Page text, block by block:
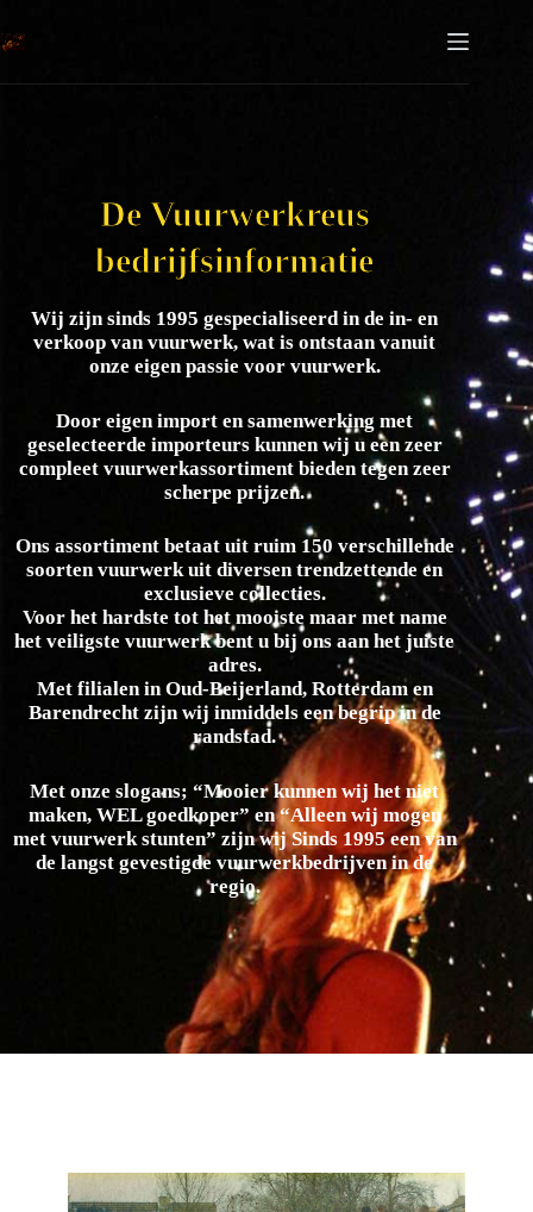
De Vuurwerkreus
bedrijfsinformatie
Wij zijn sinds 1995 gespecialiseerd in de in- en
verkoop van vuurwerk, wat is ontstaan vanuit
onze eigen passie voor vuurwerk.
Door eigen import en samenwerking met
geselecteerde importeurs kunnen wij u een zeer
compleet vuurwerkassortiment bieden tegen zeer
scherpe prijzen.
Ons assortiment betaat uit ruim 150 verschillende
soorten vuurwerk uit diversen trendzettende en
exclusieve collecties.
Voor het hardste tot het mooiste maar met name
het veiligste vuurwerk bent u bij ons aan het juiste
adres.
Met filialen in Oud-Beijerland, Rotterdam en
Barendrecht zijn wij inmiddels een begrip in de
randstad.
Met onze slogans; “Mooier kunnen wij het niet
maken, WEL goedkoper” en “Alleen wij mogen
met vuurwerk stunten” zijn wij Sinds 1995 een van
de langst gevestigde vuurwerkbedrijven in de
regio.